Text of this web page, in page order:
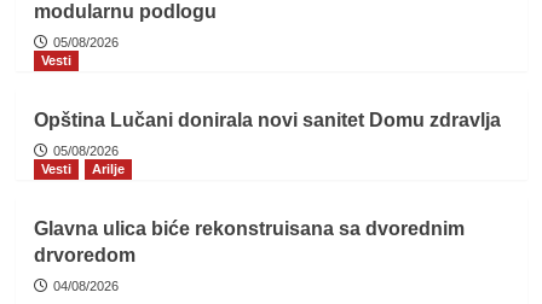
modularnu podlogu
05/08/2026
Vesti
Opština Lučani donirala novi sanitet Domu zdravlja
05/08/2026
Vesti
Arilje
Glavna ulica biće rekonstruisana sa dvorednim
drvoredom
04/08/2026